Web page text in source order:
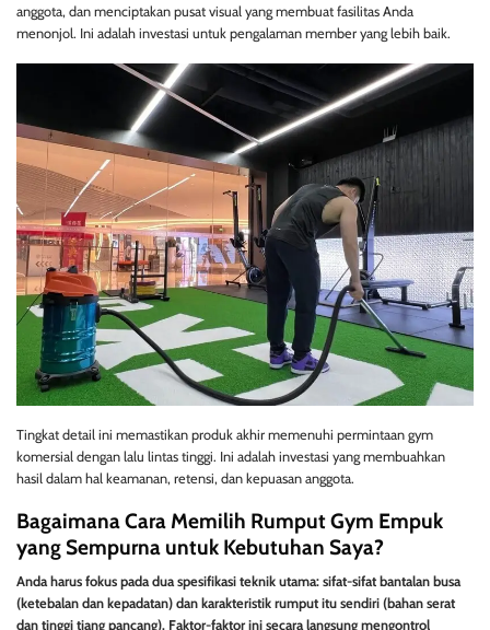
anggota, dan menciptakan pusat visual yang membuat fasilitas Anda
menonjol. Ini adalah investasi untuk pengalaman member yang lebih baik.
Tingkat detail ini memastikan produk akhir memenuhi permintaan gym
komersial dengan lalu lintas tinggi. Ini adalah investasi yang membuahkan
hasil dalam hal keamanan, retensi, dan kepuasan anggota.
Bagaimana Cara Memilih Rumput Gym Empuk
yang Sempurna untuk Kebutuhan Saya?
Anda harus fokus pada dua spesifikasi teknik utama: sifat-sifat bantalan busa
(ketebalan dan kepadatan) dan karakteristik rumput itu sendiri (bahan serat
dan tinggi tiang pancang). Faktor-faktor ini secara langsung mengontrol